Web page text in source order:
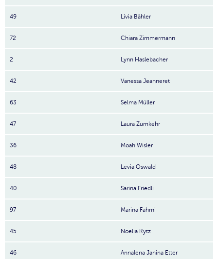
49 Livia Bähler
72 Chiara Zimmermann
2 Lynn Haslebacher
42 Vanessa Jeanneret
63 Selma Müller
47 Laura Zumkehr
36 Moah Wisler
48 Levia Oswald
40 Sarina Friedli
97 Marina Fahrni
45 Noelia Rytz
46 Annalena Janina Etter